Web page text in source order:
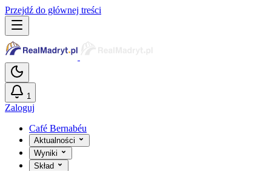
Przejdź do głównej treści
1
Zaloguj
Café Bernabéu
Aktualności
Wyniki
Skład